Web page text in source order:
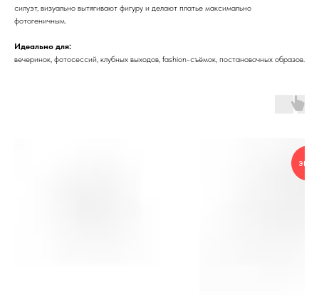
силуэт, визуально вытягивают фигуру и делают платье максимально
фотогеничным.
Идеально для:
вечеринок, фотосессий, клубных выходов, fashion-съёмок, постановочных образов.